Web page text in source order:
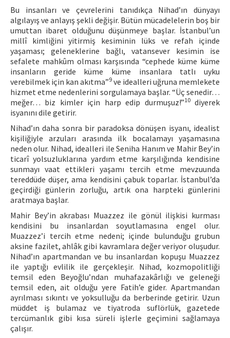
Bu insanları ve çevrelerini tanıdıkça Nihad’ın dünyayı
algılayış ve anlayış şekli değişir. Bütün mücadelelerin boş bir
umuttan ibaret olduğunu düşünmeye başlar. İstanbul’un
millî kimliğini yitirmiş kesiminin lüks ve refah içinde
yaşaması; geleneklerine bağlı, vatansever kesimin ise
sefalete mahkûm olması karşısında “cephede küme küme
insanların geride küme küme insanlara tatlı uyku
verebilmek için kan akıtma”9 ve idealleri uğruna memlekete
hizmet etme nedenlerini sorgulamaya başlar. “Üç senedir…
meğer… biz kimler için harp edip durmuşuz!”10diyerek
isyanını dile getirir.
Nihad’ın daha sonra bir paradoksa dönüşen isyanı, idealist
kişiliğiyle arzuları arasında ilk bocalamayı yaşamasına
neden olur. Nihad, idealleri ile Seniha Hanım ve Mahir Bey’in
ticarî yolsuzluklarına yardım etme karşılığında kendisine
sunmayı vaat ettikleri yaşamı tercih etme mevzuunda
tereddüde düşer, ama kendisini çabuk toparlar. İstanbul’da
geçirdiği günlerin zorluğu, artık ona harpteki günlerini
aratmaya başlar.
Mahir Bey’in akrabası Muazzez ile gönül ilişkisi kurması
kendisini bu insanlardan soyutlamasına engel olur.
Muazzez’i tercih etme nedeni; içinde bulunduğu grubun
aksine fazilet, ahlâk gibi kavramlara değer veriyor oluşudur.
Nihad’ın apartmandan ve bu insanlardan kopuşu Muazzez
ile yaptığı evlilik ile gerçekleşir. Nihad, kozmopolitliği
temsil eden Beyoğlu’ndan muhafazakârlığı ve geleneği
temsil eden, ait olduğu yere Fatih’e gider. Apartmandan
ayrılması sıkıntı ve yoksulluğu da berberinde getirir. Uzun
müddet iş bulamaz ve tiyatroda suflörlük, gazetede
tercümanlık gibi kısa süreli işlerle geçimini sağlamaya
çalışır.